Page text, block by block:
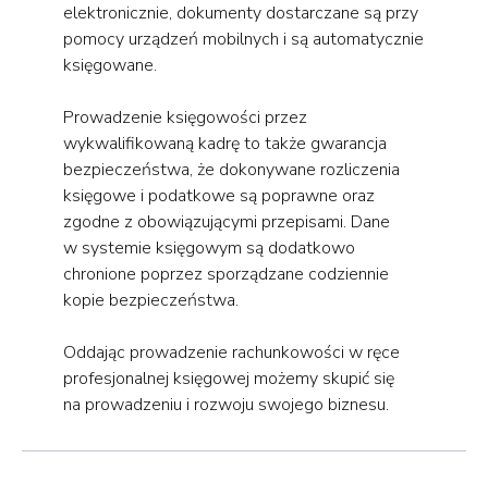
elektronicznie, dokumenty dostarczane są przy
pomocy urządzeń mobilnych i są automatycznie
księgowane.
Prowadzenie księgowości przez
wykwalifikowaną kadrę to także gwarancja
bezpieczeństwa, że dokonywane rozliczenia
księgowe i podatkowe są poprawne oraz
zgodne z obowiązującymi przepisami. Dane
w systemie księgowym są dodatkowo
chronione poprzez sporządzane codziennie
kopie bezpieczeństwa.
Oddając prowadzenie rachunkowości w ręce
profesjonalnej księgowej możemy skupić się
na prowadzeniu i rozwoju swojego biznesu.